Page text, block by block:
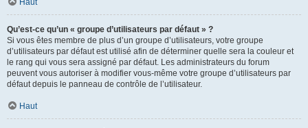
Haut
Qu’est-ce qu’un « groupe d’utilisateurs par défaut » ?
Si vous êtes membre de plus d’un groupe d’utilisateurs, votre groupe
d’utilisateurs par défaut est utilisé afin de déterminer quelle sera la couleur et
le rang qui vous sera assigné par défaut. Les administrateurs du forum
peuvent vous autoriser à modifier vous-même votre groupe d’utilisateurs par
défaut depuis le panneau de contrôle de l’utilisateur.
Haut